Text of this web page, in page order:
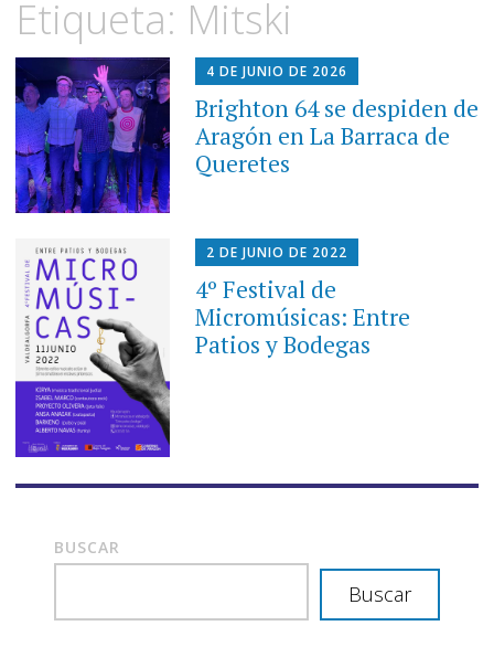
al
contenido
Etiqueta: Mitski
4 DE JUNIO DE 2026
Brighton 64 se despiden de
Aragón en La Barraca de
Queretes
2 DE JUNIO DE 2022
4º Festival de
Micromúsicas: Entre
Patios y Bodegas
BUSCAR
Buscar